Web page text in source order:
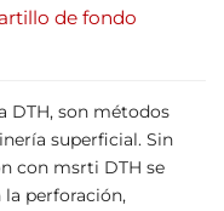
de fondo
DTH, son métodos
superficial. Sin
con msrti DTH se
perforación,